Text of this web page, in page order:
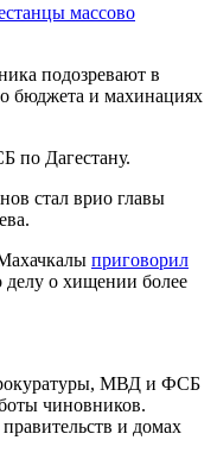
массово
подозревают в
бюджета и махинациях
по Дагестану.
стал врио главы
приговорил
о хищении более
МВД и ФСБ
чиновников.
и домах